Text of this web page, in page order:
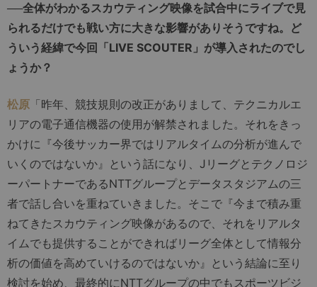
──全体がわかるスカウティング映像を試合中にライブで見
られるだけでも戦い方に大きな影響がありそうですね。ど
ういう経緯で今回「LIVE SCOUTER」が導入されたのでし
ょうか？
松原 「昨年、競技規則の改正がありまして、テクニカルエ
リアの電子通信機器の使用が解禁されました。それをきっ
かけに『今後サッカー界ではリアルタイムの分析が進んで
いくのではないか』という話になり、Jリーグとテクノロジ
ーパートナーであるNTTグループとデータスタジアムの三
者で話し合いを重ねていきました。そこで『今まで積み重
ねてきたスカウティング映像があるので、それをリアルタ
イムでも提供することができればリーグ全体として情報分
析の価値を高めていけるのではないか』という結論に至り
検討を始め、最終的にNTTグループの中でもスポーツビジ